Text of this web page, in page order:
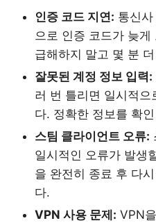
인증 코드 지연: 통신
으로 인증 코드가 늦
급해하지 말고 몇 분
잘못된 계정 정보 입력:
러 번 틀리면 일시적으
다. 정확한 정보를 확
스팀 클라이언트 오류:
일시적인 오류가 발생
을 완전히 종료 후 다
다.
VPN 사용 문제: VPN